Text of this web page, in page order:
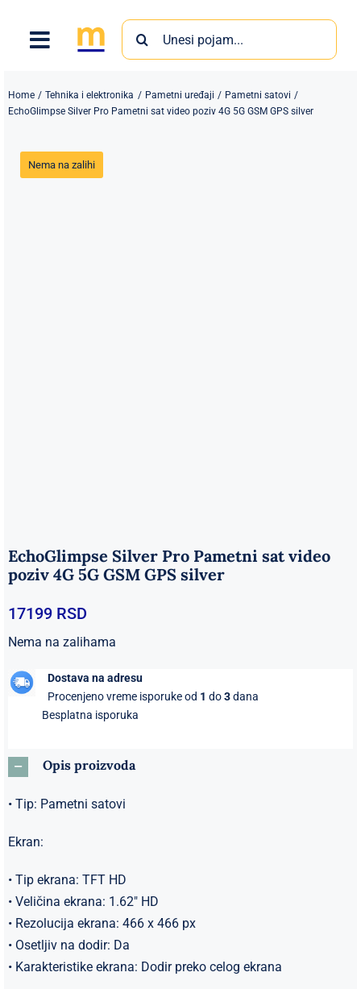
content
Search
for:
Home Tehnika i elektronika Pametni uređaji
Pametni satovi
EchoGlimpse Silver Pro Pametni sat video poziv 4G 5G GSM GPS silver
Nema na zalihi
EchoGlimpse Silver Pro Pametni sat video
poziv 4G 5G GSM GPS silver
17199 RSD
Nema na zalihama
Dostava na adresu
Procenjeno vreme isporuke od 1 do3dana
Besplatna isporuka
Opis proizvoda
• Tip: Pametni satovi
Ekran:
• Tip ekrana: TFT HD
• Veličina ekrana: 1.62″ HD
• Rezolucija ekrana: 466 x 466 px
• Osetljiv na dodir: Da
• Karakteristike ekrana: Dodir preko celog ekrana
Proizvodi